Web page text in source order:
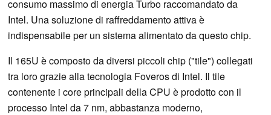
consumo massimo di energia Turbo raccomandato da
Intel. Una soluzione di raffreddamento attiva è
indispensabile per un sistema alimentato da questo chip.
Il 165U è composto da diversi piccoli chip ("tile") collegati
tra loro grazie alla tecnologia Foveros di Intel. Il tile
contenente i core principali della CPU è prodotto con il
processo Intel da 7 nm, abbastanza moderno,